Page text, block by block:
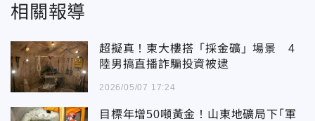
相關報導
超擬真！柬大樓搭「採金礦」場景 4
陸男搞直播詐騙投資被逮
2026/05/07 17:24
目標年增50噸黃金！山東地礦局下｢軍